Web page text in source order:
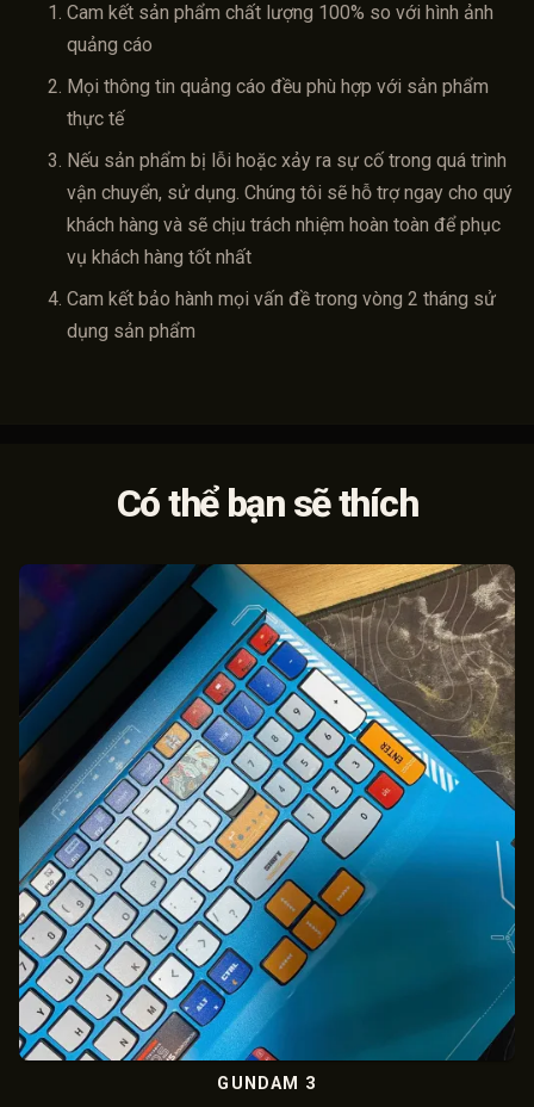
Cam kết sản phẩm chất lượng 100% so với hình ảnh
quảng cáo
Mọi thông tin quảng cáo đều phù hợp với sản phẩm
thực tế
Nếu sản phẩm bị lỗi hoặc xảy ra sự cố trong quá trình
vận chuyển, sử dụng. Chúng tôi sẽ hỗ trợ ngay cho quý
khách hàng và sẽ chịu trách nhiệm hoàn toàn để phục
vụ khách hàng tốt nhất
Cam kết bảo hành mọi vấn đề trong vòng 2 tháng sử
dụng sản phẩm
Có thể bạn sẽ thích
GUNDAM 3